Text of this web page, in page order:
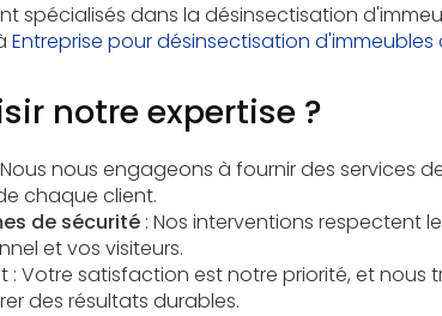
spécialisés dans la désinsectisation
Entreprise pour désinsectisation
notre expertise ?
nous engageons à fournir des services
chaque client.
de sécurité: Nos interventions respectent
et vos visiteurs.
: Votre satisfaction est notre priorité, et nous
des résultats durables.